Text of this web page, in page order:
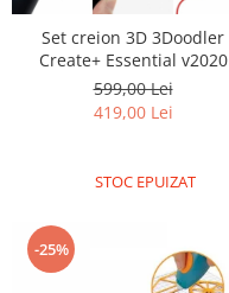
Set creion 3D 3Doodler
Create+ Essential v2020
599,00 Lei
419,00 Lei
STOC EPUIZAT
-25%